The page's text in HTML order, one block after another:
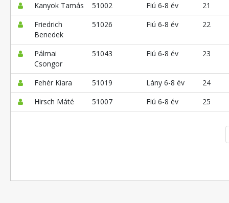
Kanyok Tamás 51002 Fiú 6-8 év
21
Friedrich
Benedek
51026 Fiú 6-8 év 22
Pálmai
Csongor
51043 Fiú 6-8 év 23
Fehér Kiara 51019 Lány 6-8 év
24
Hirsch Máté
51007 Fiú 6-8 év 25